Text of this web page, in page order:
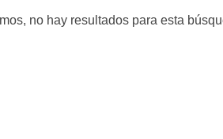
no hay resultados para esta